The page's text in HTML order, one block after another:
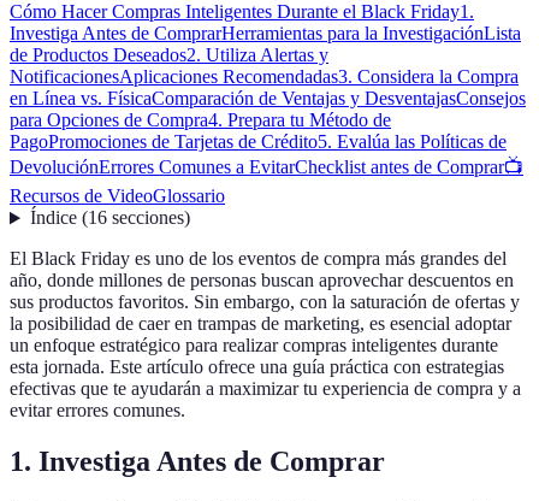
Cómo Hacer Compras Inteligentes Durante el Black Friday1.
Investiga Antes de ComprarHerramientas para la InvestigaciónLista
de Productos Deseados2. Utiliza Alertas y
NotificacionesAplicaciones Recomendadas3. Considera la Compra
en Línea vs. FísicaComparación de Ventajas y DesventajasConsejos
para Opciones de Compra4. Prepara tu Método de
PagoPromociones de Tarjetas de Crédito5. Evalúa las Políticas de
DevoluciónErrores Comunes a EvitarChecklist antes de Comprar📺
Recursos de VideoGlossario
Índice(16 secciones)
El Black Friday es uno de los eventos de compra más grandes del
año, donde millones de personas buscan aprovechar descuentos en
sus productos favoritos. Sin embargo, con la saturación de ofertas y
la posibilidad de caer en trampas de marketing, es esencial adoptar
un enfoque estratégico para realizar compras inteligentes durante
esta jornada. Este artículo ofrece una guía práctica con estrategias
efectivas que te ayudarán a maximizar tu experiencia de compra y a
evitar errores comunes.
1. Investiga Antes de Comprar